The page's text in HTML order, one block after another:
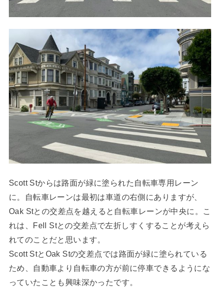
Scott Stからは路面が緑に塗られた自転車専用レーン
に。自転車レーンは最初は車道の右側にありますが、
Oak Stとの交差点を越えると自転車レーンが中央に。こ
れは、Fell Stとの交差点で左折しすくすることが考えら
れてのことだと思います。
Scott StとOak Stの交差点では路面が緑に塗られている
ため、自動車より自転車の方が前に停車できるようにな
っていたことも興味深かったです。